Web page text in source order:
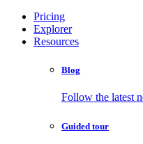
Pricing
Explorer
Resources
Blog
Follow the latest
Guided tour